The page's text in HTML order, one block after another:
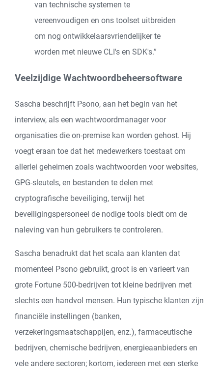
van technische systemen te
vereenvoudigen en ons toolset uitbreiden
om nog ontwikkelaarsvriendelijker te
worden met nieuwe CLI's en SDK's.”
Veelzijdige Wachtwoordbeheersoftware
Sascha beschrijft Psono, aan het begin van het
interview, als een wachtwoordmanager voor
organisaties die on-premise kan worden gehost. Hij
voegt eraan toe dat het medewerkers toestaat om
allerlei geheimen zoals wachtwoorden voor websites,
GPG-sleutels, en bestanden te delen met
cryptografische beveiliging, terwijl het
beveiligingspersoneel de nodige tools biedt om de
naleving van hun gebruikers te controleren.
Sascha benadrukt dat het scala aan klanten dat
momenteel Psono gebruikt, groot is en varieert van
grote Fortune 500-bedrijven tot kleine bedrijven met
slechts een handvol mensen. Hun typische klanten zijn
financiële instellingen (banken,
verzekeringsmaatschappijen, enz.), farmaceutische
bedrijven, chemische bedrijven, energieaanbieders en
vele andere sectoren; kortom, iedereen met een sterke